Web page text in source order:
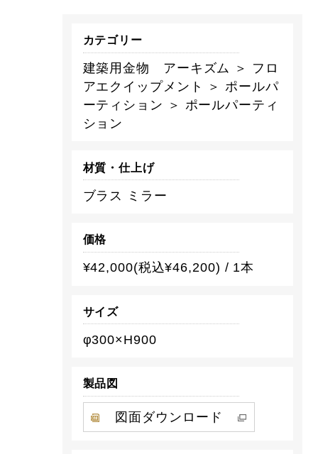
カテゴリー
建築用金物 アーキズム ＞ フロ
アエクイップメント ＞ ポールパ
ーティション ＞ ポールパーティ
ション
材質・仕上げ
ブラス ミラー
価格
¥42,000(税込¥46,200) / 1本
サイズ
φ300×H900
製品図
図面ダウンロード